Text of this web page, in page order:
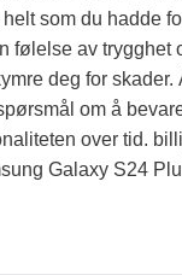
som du hadde
følelse av
deg for
om å
over tid.
Galaxy S24